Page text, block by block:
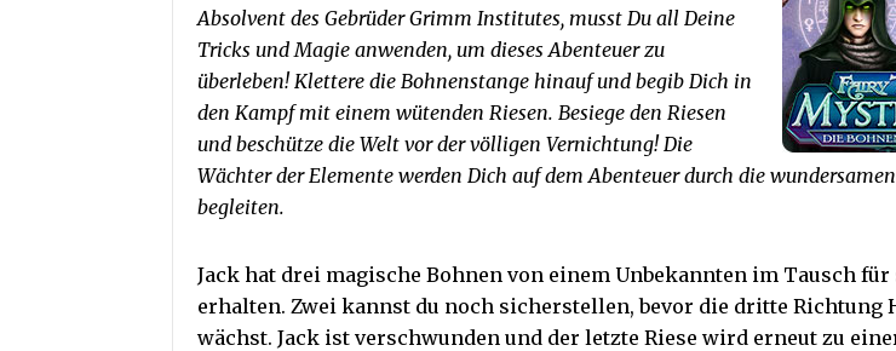
Absolvent des Gebrüder Grimm Institutes, musst Du all Deine
Tricks und Magie anwenden, um dieses Abenteuer zu
überleben! Klettere die Bohnenstange hinauf und begib Dich in
den Kampf mit einem wütenden Riesen. Besiege den Riesen
und beschütze die Welt vor der völligen Vernichtung! Die
Wächter der Elemente werden Dich auf dem Abenteuer durch die
begleiten.
Jack hat drei magische Bohnen von einem Unbekannten im Tausch für
erhalten. Zwei kannst du noch sicherstellen, bevor die dritte Richtung
wächst. Jack ist verschwunden und der letzte Riese wird erneut zu